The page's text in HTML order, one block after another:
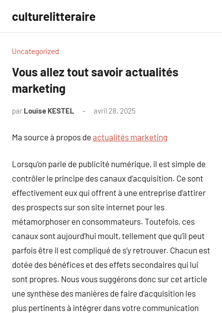
contenu
culturelitteraire
Uncategorized
Vous allez tout savoir actualités
marketing
par Louise KESTEL avril 28, 2025
Ma source à propos de actualités marketing
Lorsqu’on parle de publicité numérique, il est simple de
contrôler le principe des canaux d’acquisition. Ce sont
effectivement eux qui offrent à une entreprise d’attirer
des prospects sur son site internet pour les
métamorphoser en consommateurs. Toutefois, ces
canaux sont aujourd’hui moult, tellement que qu’il peut
parfois être il est compliqué de s’y retrouver. Chacun est
dotée des bénéfices et des effets secondaires qui lui
sont propres. Nous vous suggérons donc sur cet article
une synthèse des manières de faire d’acquisition les
plus pertinents à intégrer dans votre communication